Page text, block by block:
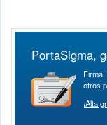
PortaSigma,
otros
¡Alta